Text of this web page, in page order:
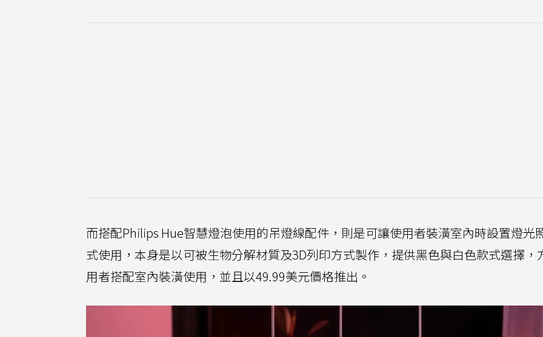
而搭配Philips Hue智慧燈泡使用的吊燈線配件，則是可讓使用者裝潢室內時設置燈光
式使用，本身是以可被生物分解材質及3D列印方式製作，提供黑色與白色款式選擇，
用者搭配室內裝潢使用，並且以49.99美元價格推出。